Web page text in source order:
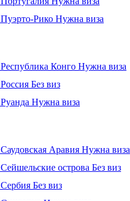
Пуэрто-Рико Нужна виза
Республика Конго Нужна виза
Россия Без виз
Руанда Нужна виза
Саудовская Аравия Нужна виза
Сейшельские острова Без виз
Сербия Без виз